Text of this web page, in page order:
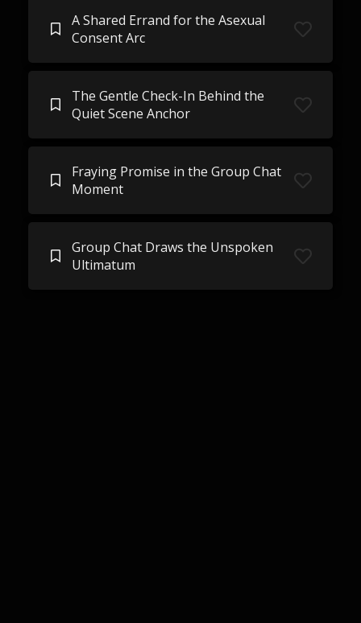
A Shared Errand for the Asexual
Consent Arc
The Gentle Check-In Behind the
Quiet Scene Anchor
Fraying Promise in the Group Chat
Moment
Group Chat Draws the Unspoken
Ultimatum